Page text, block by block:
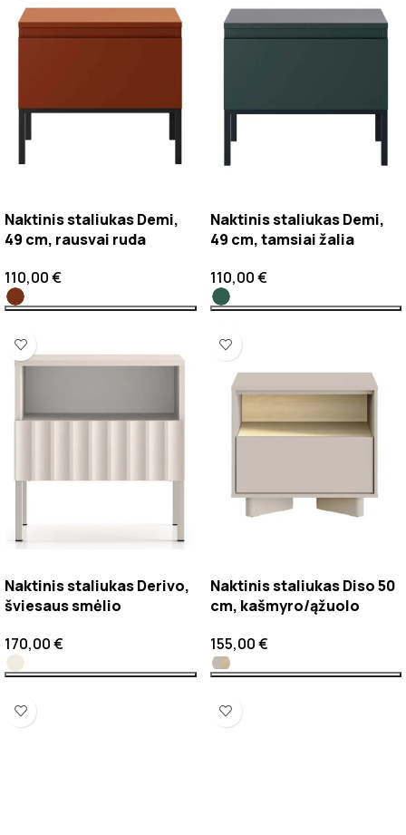
Naktinis staliukas Demi,
49 cm, rausvai ruda
110,00€
Naktinis staliukas Demi,
49 cm, tamsiai žalia
110,00€
Naktinis staliukas Derivo,
šviesaus smėlio
170,00€
Naktinis staliukas Diso 50
cm, kašmyro/ąžuolo
155,00€